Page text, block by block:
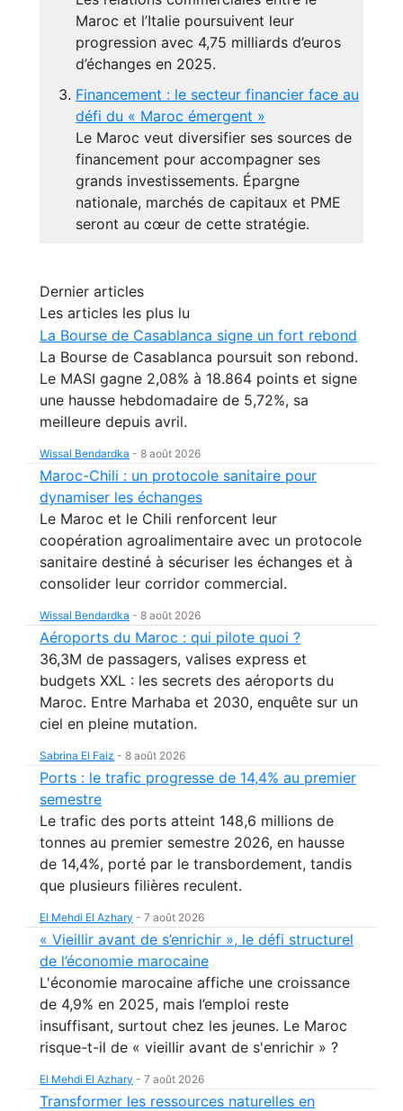
Maroc et l’Italie poursuivent leur
progression avec 4,75 milliards d’euros
d’échanges en 2025.
Financement : le secteur financier face au
défi du « Maroc émergent »
Le Maroc veut diversifier ses sources de
financement pour accompagner ses
grands investissements. Épargne
nationale, marchés de capitaux et PME
seront au cœur de cette stratégie.
Dernier articles
Les articles les plus lu
La Bourse de Casablanca signe un fort rebond
La Bourse de Casablanca poursuit son rebond.
Le MASI gagne 2,08% à 18.864 points et signe
une hausse hebdomadaire de 5,72%, sa
meilleure depuis avril.
Wissal Bendardka - 8 août 2026
Maroc-Chili : un protocole sanitaire pour
dynamiser les échanges
Le Maroc et le Chili renforcent leur
coopération agroalimentaire avec un protocole
sanitaire destiné à sécuriser les échanges et à
consolider leur corridor commercial.
Wissal Bendardka - 8 août 2026
Aéroports du Maroc : qui pilote quoi ?
36,3M de passagers, valises express et
budgets XXL : les secrets des aéroports du
Maroc. Entre Marhaba et 2030, enquête sur un
ciel en pleine mutation.
Sabrina El Faiz - 8 août 2026
Ports : le trafic progresse de 14,4% au premier
semestre
Le trafic des ports atteint 148,6 millions de
tonnes au premier semestre 2026, en hausse
de 14,4%, porté par le transbordement, tandis
que plusieurs filières reculent.
El Mehdi El Azhary - 7 août 2026
« Vieillir avant de s’enrichir », le défi structurel
de l’économie marocaine
L'économie marocaine affiche une croissance
de 4,9% en 2025, mais l’emploi reste
insuffisant, surtout chez les jeunes. Le Maroc
risque-t-il de « vieillir avant de s'enrichir » ?
El Mehdi El Azhary - 7 août 2026
Transformer les ressources naturelles en